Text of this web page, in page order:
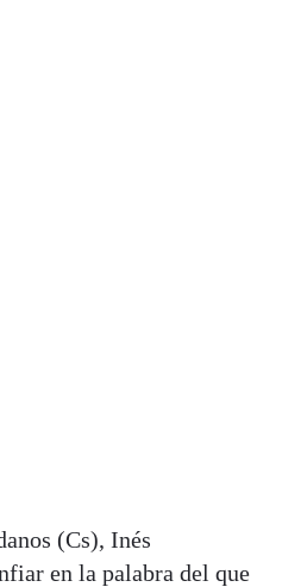
(Cs), Inés
en la palabra del que